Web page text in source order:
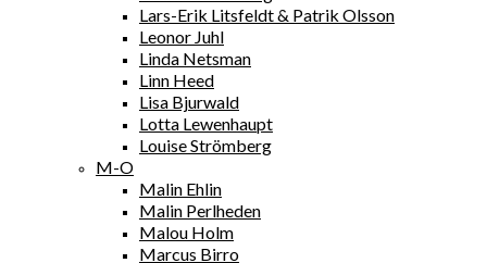
Lars-Erik Litsfeldt & Patrik Olsson
Leonor Juhl
Linda Netsman
Linn Heed
Lisa Bjurwald
Lotta Lewenhaupt
Louise Strömberg
M-O
Malin Ehlin
Malin Perlheden
Malou Holm
Marcus Birro